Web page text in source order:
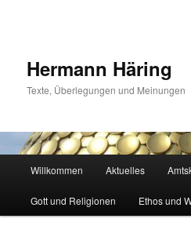
Hermann Häring
Texte, Überlegungen und Meinungen
Willkommen Aktuelles
Gott und Religionen Ethos und